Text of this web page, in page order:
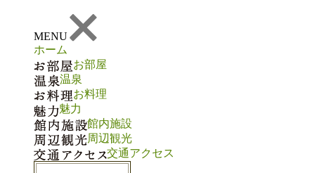
MENU
ホーム
お部屋
温泉
お料理
魅力
館内施設
周辺観光
交通アクセス